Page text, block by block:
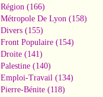
Région (166)
Métropole De Lyon (158)
Divers (155)
Front Populaire (154)
Droite (141)
Palestine (140)
Emploi-Travail (134)
Pierre-Bénite (118)